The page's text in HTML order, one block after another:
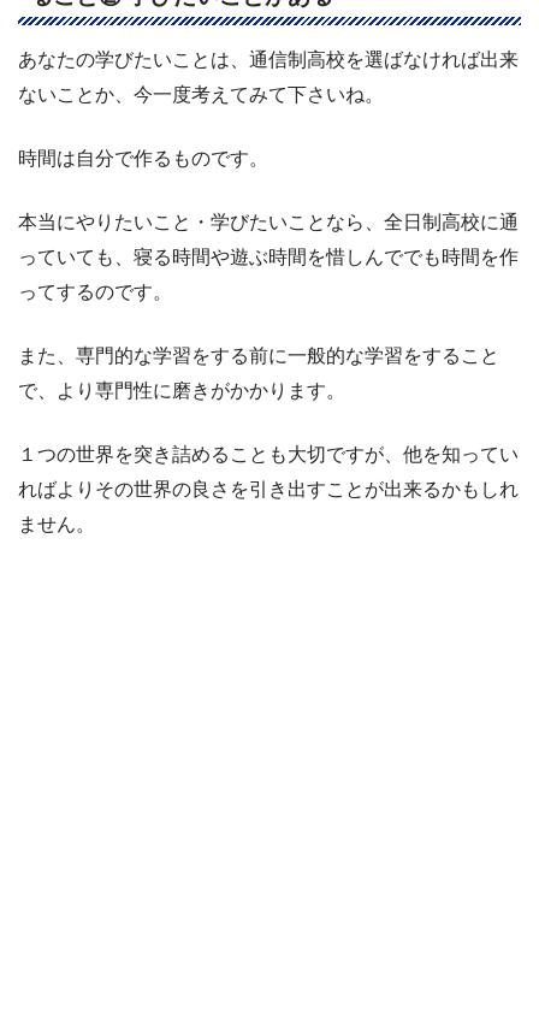
あなたの学びたいことは、通信制高校を選ばなければ出来
ないことか、今一度考えてみて下さいね。
時間は自分で作るものです。
本当にやりたいこと・学びたいことなら、全日制高校に通
っていても、寝る時間や遊ぶ時間を惜しんででも時間を作
ってするのです。
また、専門的な学習をする前に一般的な学習をすること
で、より専門性に磨きがかかります。
１つの世界を突き詰めることも大切ですが、他を知ってい
ればよりその世界の良さを引き出すことが出来るかもしれ
ません。